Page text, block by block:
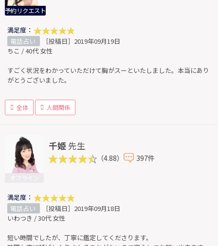
予約リクエスト
満足度：
電話占い
［投稿日］2019年09月19日
ちこ / 40代 女性
すごく状況をわかっていただけて胸がスーといたしました。本当にあり
がとうございました。
全体 人間関係
千姫 先生
（4.88） 397件
満足度：
電話占い
［投稿日］2019年09月18日
いわつき / 30代 女性
短い時間でしたが、丁寧に鑑定してくださります。